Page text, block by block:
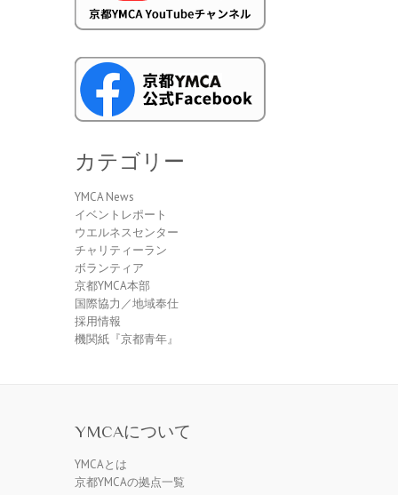
カテゴリー
YMCA News
イベントレポート
ウエルネスセンター
チャリティーラン
ボランティア
京都YMCA本部
国際協力／地域奉仕
採用情報
機関紙『京都青年』
YMCAについて
YMCAとは
京都YMCAの拠点一覧